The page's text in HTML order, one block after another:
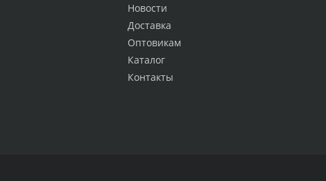
Новости
Доставка
Оптовикам
Каталог
Контакты